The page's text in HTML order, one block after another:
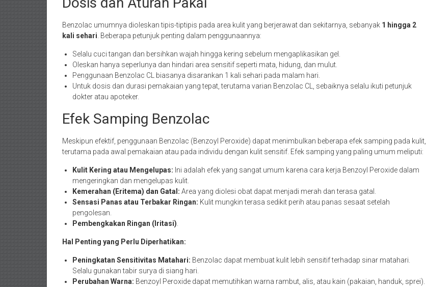
Benzolac umumnya dioleskan tipis-tiptipis pada area kulit yang berjerawat dan sekitarnya, sebanyak 1 hingga 2
kali sehari. Beberapa petunjuk penting dalam penggunaannya:
Selalu cuci tangan dan bersihkan wajah hingga kering sebelum mengaplikasikan gel.
Oleskan hanya seperlunya dan hindari area sensitif seperti mata, hidung, dan mulut.
Penggunaan Benzolac CL biasanya disarankan 1 kali sehari pada malam hari.
Untuk dosis dan durasi pemakaian yang tepat, terutama varian Benzolac CL, sebaiknya selalu ikuti petunjuk
dokter atau apoteker.
Efek Samping Benzolac
Meskipun efektif, penggunaan Benzolac (Benzoyl Peroxide) dapat menimbulkan beberapa efek samping pada kulit,
terutama pada awal pemakaian atau pada individu dengan kulit sensitif. Efek samping yang paling umum meliputi:
Kulit Kering atau Mengelupas: Ini adalah efek yang sangat umum karena cara kerja Benzoyl Peroxide dalam
mengeringkan dan mengelupas kulit.
Kemerahan (Eritema) dan Gatal: Area yang diolesi obat dapat menjadi merah dan terasa gatal.
Sensasi Panas atau Terbakar Ringan: Kulit mungkin terasa sedikit perih atau panas sesaat setelah
pengolesan.
Pembengkakan Ringan (Iritasi).
Hal Penting yang Perlu Diperhatikan:
Peningkatan Sensitivitas Matahari: Benzolac dapat membuat kulit lebih sensitif terhadap sinar matahari.
Selalu gunakan tabir surya di siang hari.
Perubahan Warna: Benzoyl Peroxide dapat memutihkan warna rambut, alis, atau kain (pakaian, handuk, sprei).